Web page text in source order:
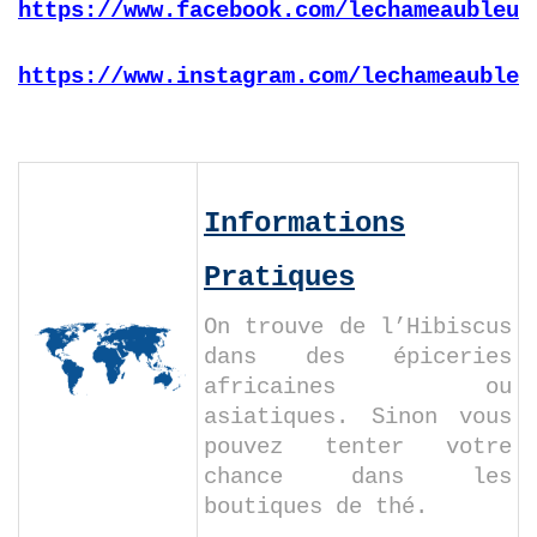
https://www.facebook.com/
https://www.instagram.com/
Informations
Pratiques
On trouve de l’Hibiscus
dans des épiceries
africaines ou
asiatiques. Sinon vous
pouvez tenter votre
chance dans les
boutiques de thé.